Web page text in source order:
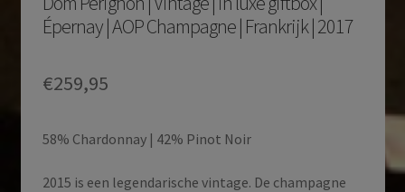
Épernay | AOP Champagne | Frankrijk | 2017
€259,95
58% Chardonnay | 42% Pinot Noir
2015 is een legendarische vintage. De champagne